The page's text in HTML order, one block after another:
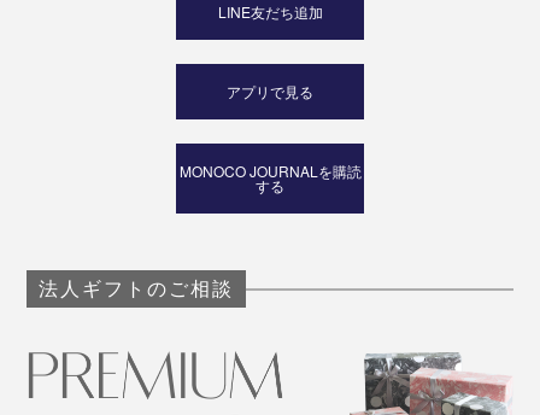
LINE友だち追加
アプリで見る
MONOCO JOURNALを購読
する
法人ギフトのご相談